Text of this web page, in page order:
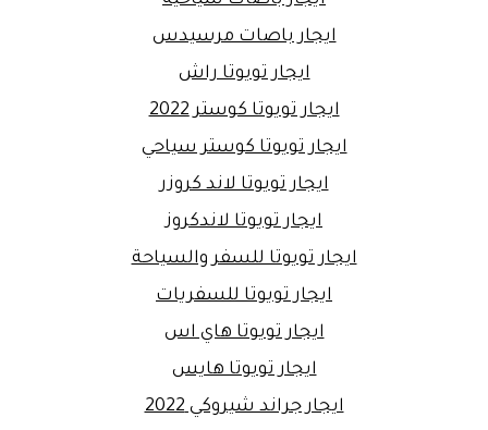
ايجار باصات مرسيدس
ايجار تويوتا راش
ايجار تويوتا كوستر 2022
ايجار تويوتا كوستر سياحي
ايجار تويوتا لاند كروزر
ايجار تويوتا لاندكروز
ايجار تويوتا للسفر والسياحة
ايجار تويوتا للسفريات
ايجار تويوتا هاي اس
ايجار تويوتا هايس
ايجار جراند شيروكي 2022